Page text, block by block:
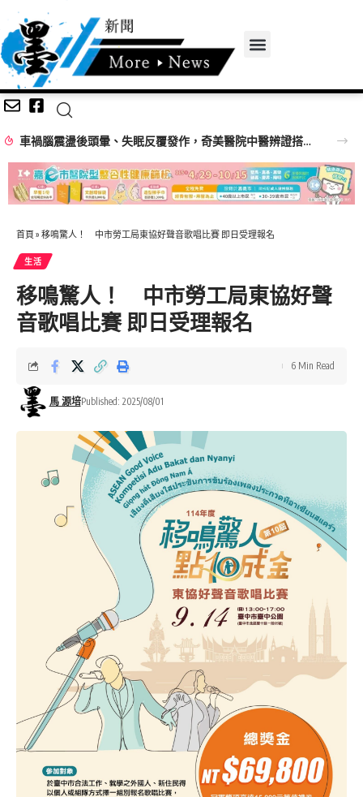
車禍腦震盪後頭暈、失眠反覆發作，奇美醫院中醫辨證搭配雷射針灸改善
首頁 » 移鳴驚人！ 中市勞工局東協好聲音歌唱比賽 即日受理報名
生活
移鳴驚人！ 中市勞工局東協好聲
音歌唱比賽 即日受理報名
馬 源培Published: 2025/08/01
6 Min Read